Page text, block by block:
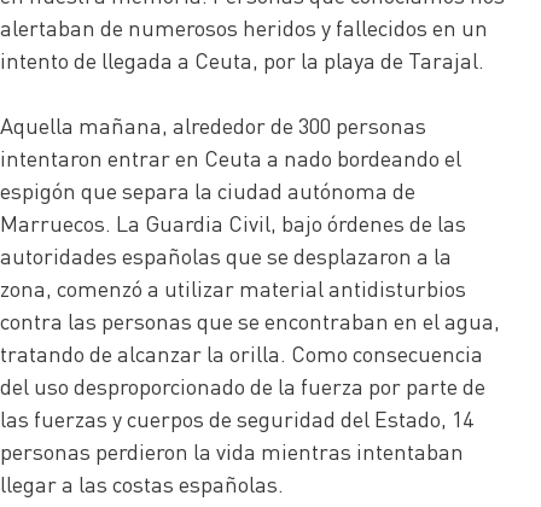
alertaban de numerosos heridos y fallecidos en un
intento de llegada a Ceuta, por la playa de Tarajal.
Aquella mañana, alrededor de 300 personas
intentaron entrar en Ceuta a nado bordeando el
espigón que separa la ciudad autónoma de
Marruecos. La Guardia Civil, bajo órdenes de las
autoridades españolas que se desplazaron a la
zona, comenzó a utilizar material antidisturbios
contra las personas que se encontraban en el agua,
tratando de alcanzar la orilla. Como consecuencia
del uso desproporcionado de la fuerza por parte de
las fuerzas y cuerpos de seguridad del Estado, 14
personas perdieron la vida mientras intentaban
llegar a las costas españolas.